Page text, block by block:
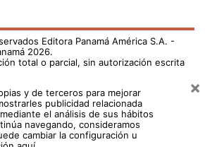
Editora Panamá América S.A. -
2026.
total o parcial, sin autorización escrita
y de terceros para mejorar
publicidad relacionada
el análisis de sus hábitos
navegando, consideramos
cambiar la configuración u
×